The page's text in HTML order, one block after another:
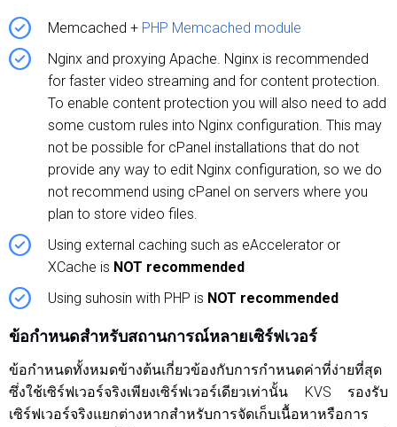
Memcached + PHP Memcached module
Nginx and proxying Apache. Nginx is recommended
for faster video streaming and for content protection.
To enable content protection you will also need to add
some custom rules into Nginx configuration. This may
not be possible for cPanel installations that do not
provide any way to edit Nginx configuration, so we do
not recommend using cPanel on servers where you
plan to store video files.
Using external caching such as eAccelerator or
XCache is NOT recommended
Using suhosin with PHP is NOT recommended
ข้อกำหนดสำหรับสถานการณ์หลายเซิร์ฟเวอร์
ข้อกำหนดทั้งหมดข้างต้นเกี่ยวข้องกับการกำหนดค่าที่ง่ายที่สุด
ซึ่งใช้เซิร์ฟเวอร์จริงเพียงเซิร์ฟเวอร์เดียวเท่านั้น KVS รองรับ
เซิร์ฟเวอร์จริงแยกต่างหากสำหรับการจัดเก็บเนื้อหาหรือการ